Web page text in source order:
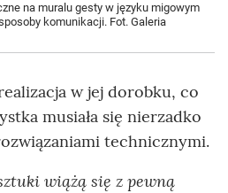
na muralu gesty w języku migowym
komunikacji. Fot. Galeria
w jej dorobku, co
musiała się nierzadko
technicznymi.
wiążą się z pewną